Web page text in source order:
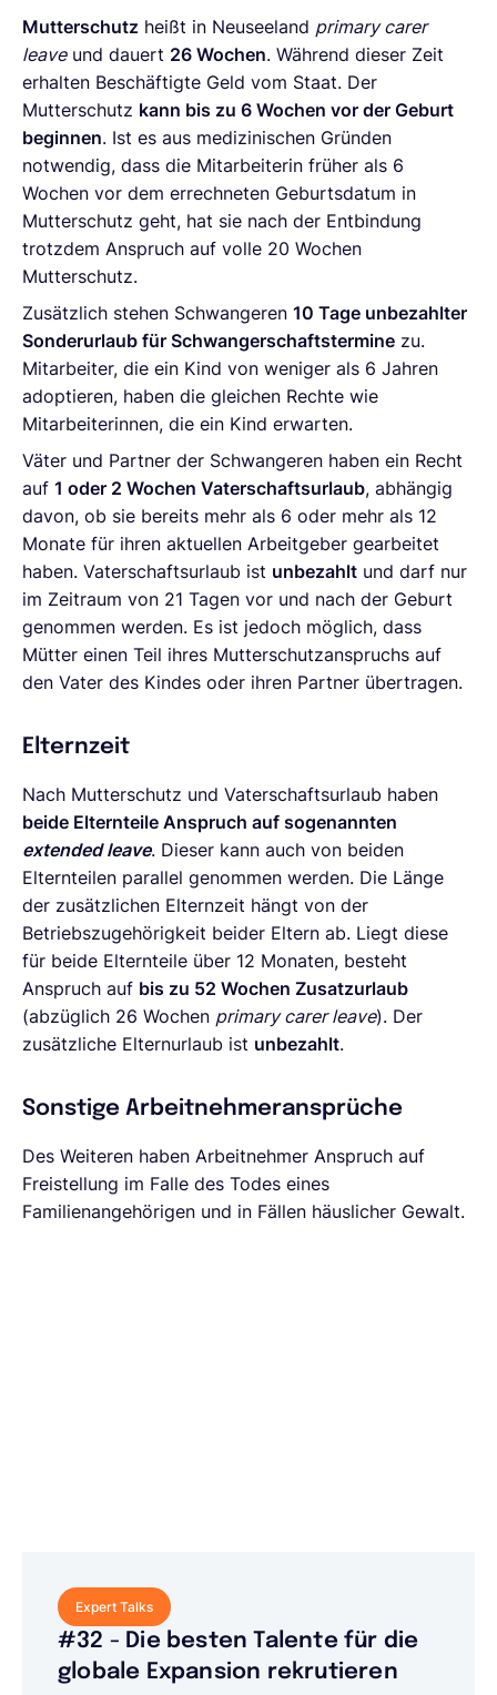
Mutterschutz heißt in Neuseeland primary carer
leaveund dauert 26 Wochen. Während dieser Zeit
erhalten Beschäftigte Geld vom Staat. Der
Mutterschutz kann bis zu 6 Wochen vor der Geburt
beginnen. Ist es aus medizinischen Gründen
notwendig, dass die Mitarbeiterin früher als 6
Wochen vor dem errechneten Geburtsdatum in
Mutterschutz geht, hat sie nach der Entbindung
trotzdem Anspruch auf volle 20 Wochen
Mutterschutz.
Zusätzlich stehen Schwangeren 10 Tage unbezahlter
Sonderurlaub für Schwangerschaftstermine zu.
Mitarbeiter, die ein Kind von weniger als 6 Jahren
adoptieren, haben die gleichen Rechte wie
Mitarbeiterinnen, die ein Kind erwarten.
Väter und Partner der Schwangeren haben ein Recht
auf 1 oder 2 Wochen Vaterschaftsurlaub, abhängig
davon, ob sie bereits mehr als 6 oder mehr als 12
Monate für ihren aktuellen Arbeitgeber gearbeitet
haben. Vaterschaftsurlaub ist unbezahlt und darf nur
im Zeitraum von 21 Tagen vor und nach der Geburt
genommen werden. Es ist jedoch möglich, dass
Mütter einen Teil ihres Mutterschutzanspruchs auf
den Vater des Kindes oder ihren Partner übertragen.
Elternzeit
Nach Mutterschutz und Vaterschaftsurlaub haben
beide Elternteile Anspruch auf sogenannten
extended leave. Dieser kann auch von beiden
Elternteilen parallel genommen werden. Die Länge
der zusätzlichen Elternzeit hängt von der
Betriebszugehörigkeit beider Eltern ab. Liegt diese
für beide Elternteile über 12 Monaten, besteht
Anspruch auf bis zu 52 Wochen Zusatzurlaub
(abzüglich 26 Wochen primary carer leave). Der
zusätzliche Elternurlaub ist unbezahlt.
Sonstige Arbeitnehmeransprüche
Des Weiteren haben Arbeitnehmer Anspruch auf
Freistellung im Falle des Todes eines
Familienangehörigen und in Fällen häuslicher Gewalt.
Expert Talks
#32 - Die besten Talente für die
globale Expansion rekrutieren